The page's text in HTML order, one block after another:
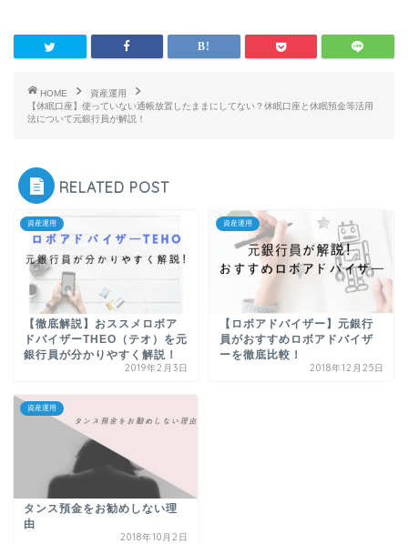
HOME
資産運用
【休眠口座】使っていない通帳放置したままにしてない？休眠口座と休眠預金等活用
法について元銀行員が解説！
RELATED POST
資産運用
【徹底解説】おススメロボア
ドバイザーTHEO（テオ）を元
銀行員が分かりやすく解説！
2019年2月3日
資産運用
【ロボアドバイザー】元銀行
員がおすすめロボアドバイザ
ーを徹底比較！
2018年12月25日
資産運用
タンス預金をお勧めしない理
由
2018年10月2日